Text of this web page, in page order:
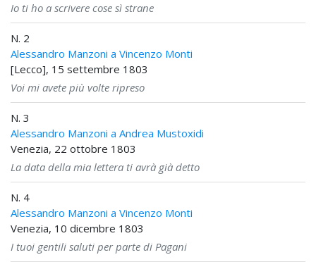
Io ti ho a scrivere cose sì strane
N. 2
Alessandro Manzoni a Vincenzo Monti
[Lecco], 15 settembre 1803
Voi mi avete più volte ripreso
N. 3
Alessandro Manzoni a Andrea Mustoxidi
Venezia, 22 ottobre 1803
La data della mia lettera ti avrà già detto
N. 4
Alessandro Manzoni a Vincenzo Monti
Venezia, 10 dicembre 1803
I tuoi gentili saluti per parte di Pagani